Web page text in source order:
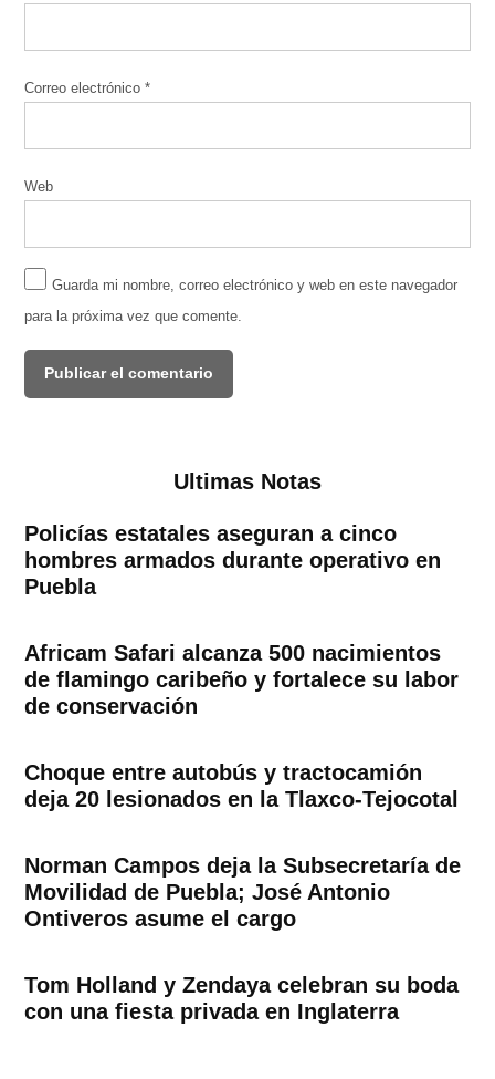
Correo electrónico*
Web
Guarda mi nombre, correo electrónico y web en este navegador
para la próxima vez que comente.
Ultimas Notas
Policías estatales aseguran a cinco
hombres armados durante operativo en
Puebla
Africam Safari alcanza 500 nacimientos
de flamingo caribeño y fortalece su labor
de conservación
Choque entre autobús y tractocamión
deja 20 lesionados en la Tlaxco-Tejocotal
Norman Campos deja la Subsecretaría de
Movilidad de Puebla; José Antonio
Ontiveros asume el cargo
Tom Holland y Zendaya celebran su boda
con una fiesta privada en Inglaterra